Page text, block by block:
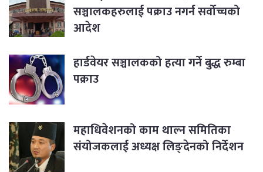
सञ्चालकहरुलाई पक्राउ नगर्न सर्वोच्चको
आदेश
हार्डवेयर सञ्चालकको हत्या गर्ने बुद्ध रुम्बा
पक्राउ
महाधिवेशनको काम थाल्न समितिका
संयोजकलाई अध्यक्ष लिङ्देनको निर्देशन